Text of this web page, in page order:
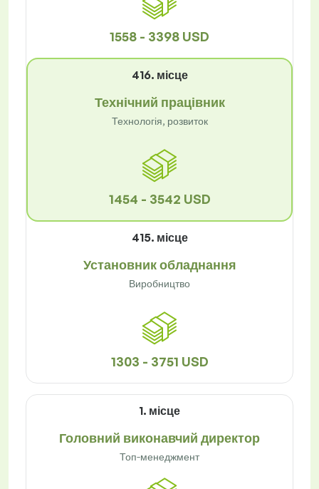
1558 - 3398 USD
416. місце
Технічний працівник
Технологія, розвиток
1454 - 3542 USD
415. місце
Установник обладнання
Виробництво
1303 - 3751 USD
1. місце
Головний виконавчий директор
Топ-менеджмент